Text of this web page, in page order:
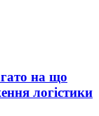
на що
логістики